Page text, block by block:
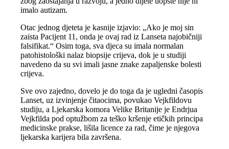
imalo autizam.
Otac jednog djeteta je kasnije izjavio: „Ako je moj sin
zaista Pacijent 11, onda je ovaj rad iz Lanseta najobičniji
falsifikat.“ Osim toga, sva djeca su imala normalan
patohistološki nalaz biopsije crijeva, dok je u studiji
navedeno da su svi imali jasne znake zapaljenske bolesti
crijeva.
Sve ovo zajedno, dovelo je do toga da je ugledni časopis
Lanset, uz izvinjenje čitaocima, povukao Vejkfildovu
studiju, a Ljekarska komora Velike Britanije je Endrjua
Vejkfilda pod optužbom za teško kršenje etičkih principa
medicinske prakse, lišila licence za rad, čime je njegova
ljekarska karijera bila završena.